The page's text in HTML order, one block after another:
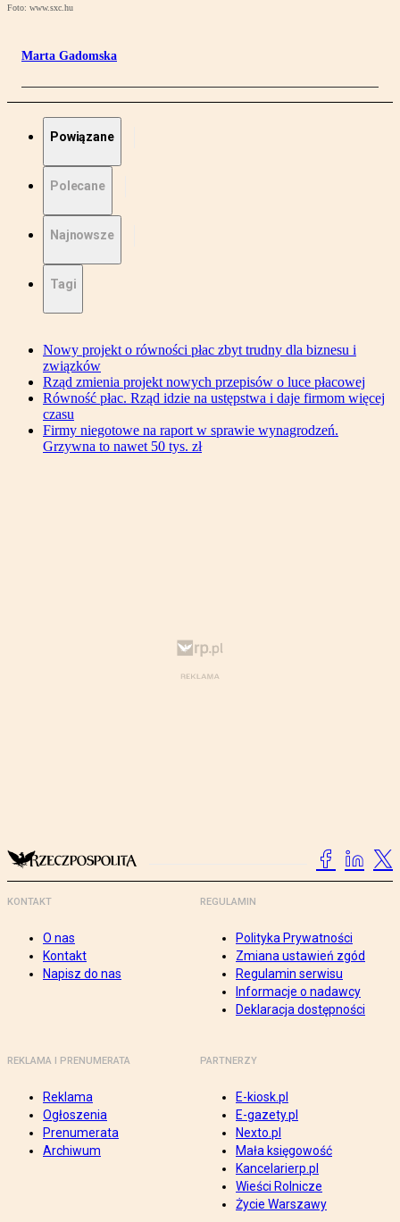
Foto: www.sxc.hu
Marta Gadomska
Powiązane
Polecane
Najnowsze
Tagi
Nowy projekt o równości płac zbyt trudny dla biznesu i
związków
Rząd zmienia projekt nowych przepisów o luce płacowej
Równość płac. Rząd idzie na ustępstwa i daje firmom więcej
czasu
Firmy niegotowe na raport w sprawie wynagrodzeń.
Grzywna to nawet 50 tys. zł
KONTAKT
O nas
Kontakt
Napisz do nas
REGULAMIN
Polityka Prywatności
Zmiana ustawień zgód
Regulamin serwisu
Informacje o nadawcy
Deklaracja dostępności
REKLAMA I PRENUMERATA
Reklama
Ogłoszenia
Prenumerata
Archiwum
PARTNERZY
E-kiosk.pl
E-gazety.pl
Nexto.pl
Mała księgowość
Kancelarierp.pl
Wieści Rolnicze
Życie Warszawy